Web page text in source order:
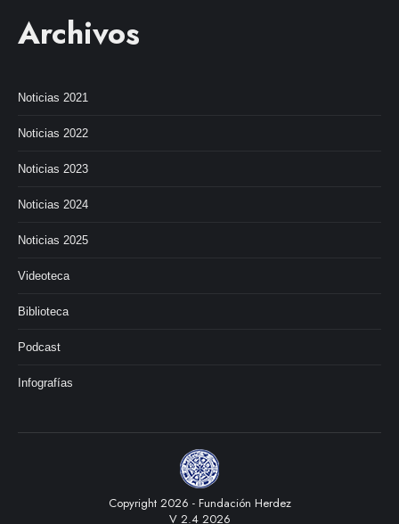
Archivos
Noticias 2021
Noticias 2022
Noticias 2023
Noticias 2024
Noticias 2025
Videoteca
Biblioteca
Podcast
Infografías
Copyright 2026 - Fundación Herdez
V 2.4 2026